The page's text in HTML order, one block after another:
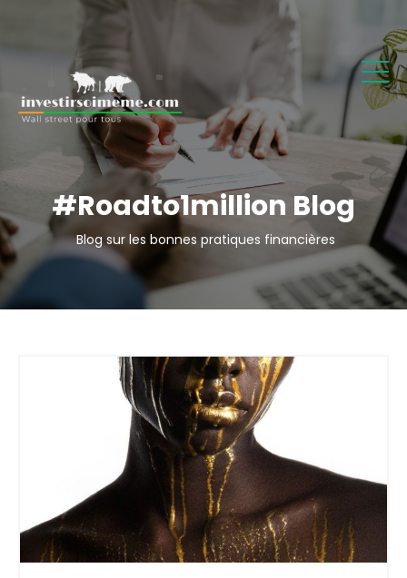
#Roadto1million Blog
Blog sur les bonnes pratiques financières